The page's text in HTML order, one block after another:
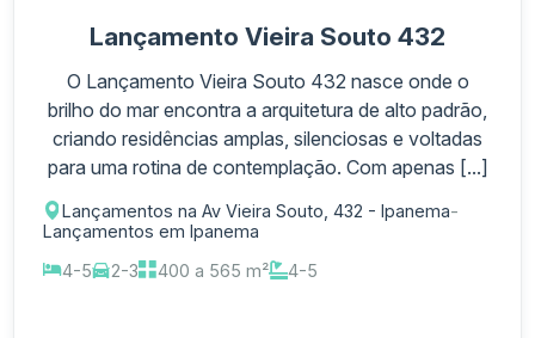
Lançamento Vieira Souto 432
O Lançamento Vieira Souto 432 nasce onde o
brilho do mar encontra a arquitetura de alto padrão,
criando residências amplas, silenciosas e voltadas
para uma rotina de contemplação. Com apenas [...]
Lançamentos na Av Vieira Souto, 432 - Ipanema-
Lançamentos em Ipanema
4-5
2-3 400 a 565 m² 4-5